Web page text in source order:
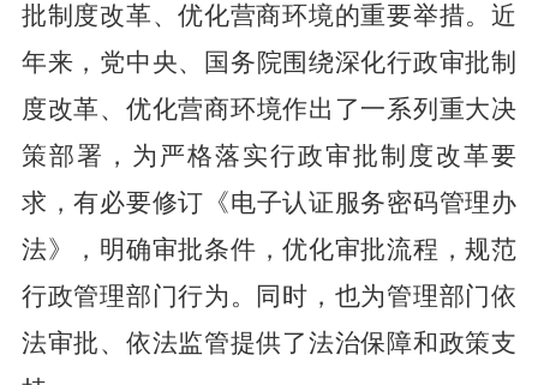
批制度改革、优化营商环境的重要举措。近
年来 ， 党中央、国务院围绕深化行政审批制
度改革、优化营商环境作出了一系列重大决
策部署，为严格落实行政审批制度改革要
求 ，有必要修订 《电子认证服务密码管理办
法》，明确审批条件，优化审批流程 ，规范
行政管理部门行为。同时，也为管理部门依
法审批、依法监管提供了法治保障和政策支